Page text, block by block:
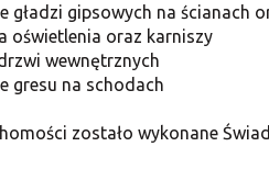
gładzi gipsowych na
oświetlenia oraz karniszy
wewnętrznych
gresu na schodach
zostało wykonane